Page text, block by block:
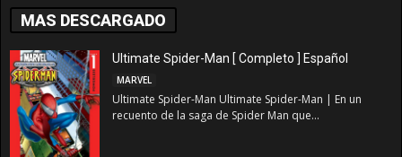
MAS DESCARGADO
Ultimate Spider-Man [ Completo ] Español
MARVEL
Ultimate Spider-Man Ultimate Spider-Man | En un
recuento de la saga de Spider Man que...